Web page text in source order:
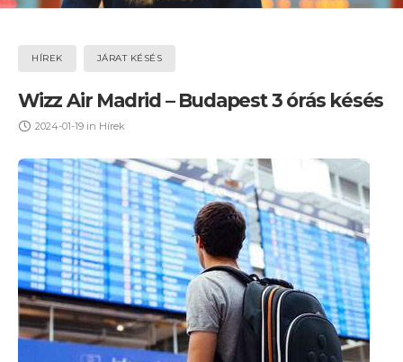
HÍREK JÁRAT KÉSÉS
Wizz Air Madrid – Budapest 3 órás késés
2024-01-19 in Hírek